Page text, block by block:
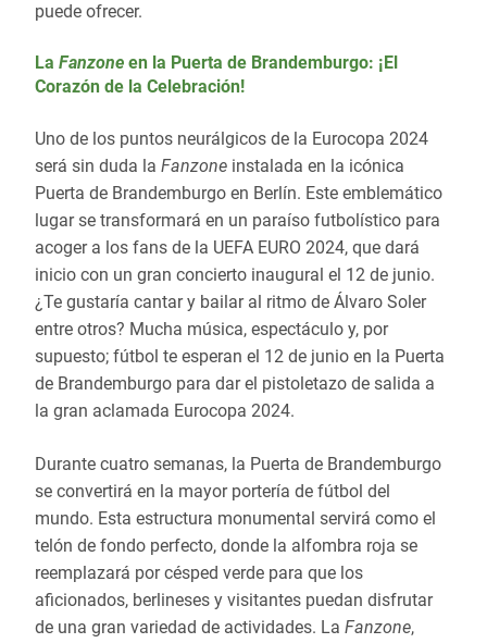
puede ofrecer.
La Fanzone en la Puerta de Brandemburgo: ¡El
Corazón de la Celebración!
Uno de los puntos neurálgicos de la Eurocopa 2024
será sin duda la Fanzone instalada en la icónica
Puerta de Brandemburgo en Berlín. Este emblemático
lugar se transformará en un paraíso futbolístico para
acoger a los fans de la UEFA EURO 2024, que dará
inicio con un gran concierto inaugural el 12 de junio.
¿Te gustaría cantar y bailar al ritmo de Álvaro Soler
entre otros? Mucha música, espectáculo y, por
supuesto; fútbol te esperan el 12 de junio en la Puerta
de Brandemburgo para dar el pistoletazo de salida a
la gran aclamada Eurocopa 2024.
Durante cuatro semanas, la Puerta de Brandemburgo
se convertirá en la mayor portería de fútbol del
mundo. Esta estructura monumental servirá como el
telón de fondo perfecto, donde la alfombra roja se
reemplazará por césped verde para que los
aficionados, berlineses y visitantes puedan disfrutar
de una gran variedad de actividades. La Fanzone,